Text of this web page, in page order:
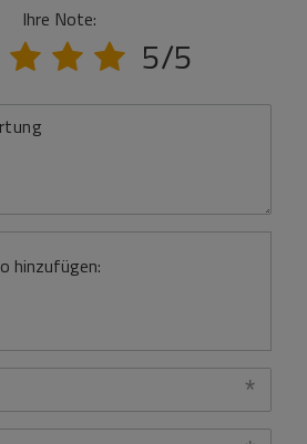
Ihre Note:
5/5
hinzufügen: